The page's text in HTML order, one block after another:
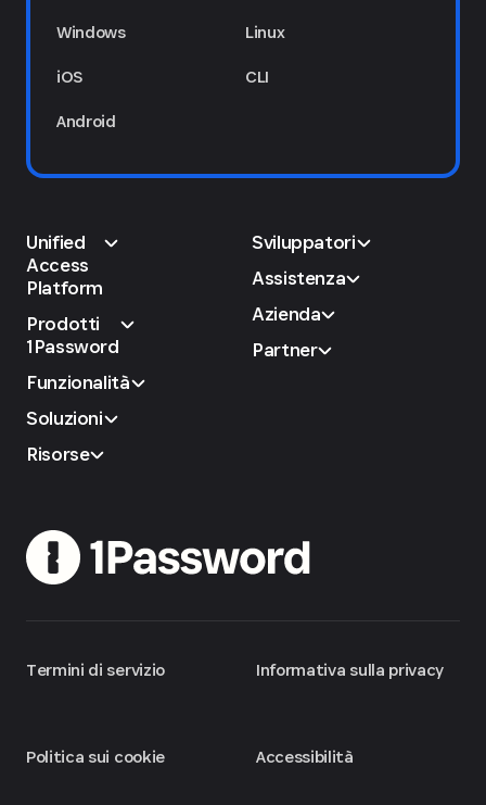
Windows
iOS
Android
Linux
CLI
Unified
Access
Platform
Prodotti
1Password
Funzionalità
Soluzioni
Risorse
Sviluppatori
Assistenza
Azienda
Partner
Termini di servizio
Politica sui cookie
Informativa sulla privacy
Accessibilità